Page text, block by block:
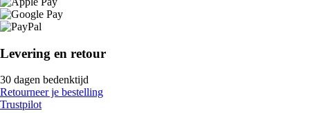
Levering en retour
30 dagen bedenktijd
Retourneer je bestelling
Trustpilot